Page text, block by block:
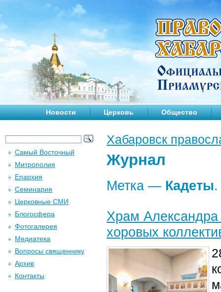
Новости Церковь Общество
Хабаровск
Журнал
Метка — Кадеты.
Храм Александра
хоровых
Самый Восточный
Митрополия
Епархия
Семинария
Церковные СМИ
Блогосфера
Фотогалерея
Медиатека
Вопросы священнику
Архив
Контакты